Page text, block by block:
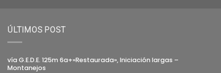
ÚLTIMOS POST
vía G.E.D.E. 125m 6a+»Restaurada», Iniciación largas –
Montanejos